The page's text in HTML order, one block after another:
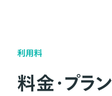
利用料
料金・プラン